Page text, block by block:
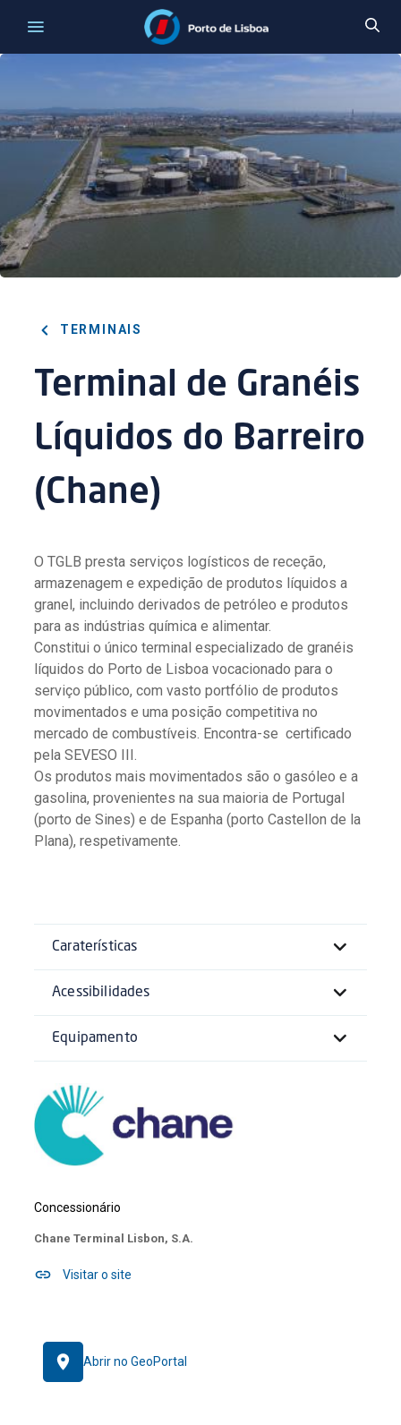
TERMINAIS
Terminal de Granéis
Líquidos do Barreiro
(Chane)
O TGLB presta serviços logísticos de receção,
armazenagem e expedição de produtos líquidos a
granel, incluindo derivados de petróleo e produtos
para as indústrias química e alimentar.
Constitui o único terminal especializado de granéis
líquidos do Porto de Lisboa vocacionado para o
serviço público, com vasto portfólio de produtos
movimentados e uma posição competitiva no
mercado de combustíveis. Encontra-se certificado
pela SEVESO III.
Os produtos mais movimentados são o gasóleo e a
gasolina, provenientes na sua maioria de Portugal
(porto de Sines) e de Espanha (porto Castellon de la
Plana), respetivamente.
Caraterísticas
Acessibilidades
Equipamento
Concessionário
Chane Terminal Lisbon, S.A.
Visitar o site
Abrir no GeoPortal